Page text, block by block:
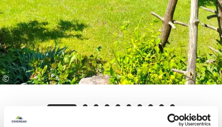
Nur wenige Minuten vom Flussufer der Tiroler
Ache entfernt, ideal für Wanderungen,
Radtouren (Fahrradverleih im Ort), Langlauf,
Skitouren oder einfach entspannte Tage in der
Natur. Der Chiemsee, Reit im Winkl - Winklmoos
Alm oder die Kampenwand sind in kurzer
Wir freunen uns Sie als Gäste begrüßen zu dürfen
©